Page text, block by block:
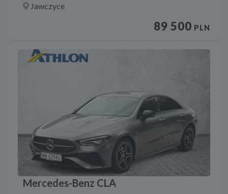
Jawczyce
89 500 PLN
Mercedes-Benz CLA